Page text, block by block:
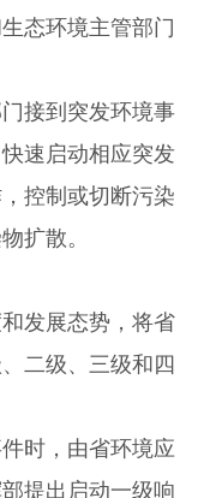
态环境主管部门
接到突发环境事
速启动相应突发
控制或切断污染
扩散。
发展态势，将省
二级、三级和四
时，由省环境应
提出启动一级响